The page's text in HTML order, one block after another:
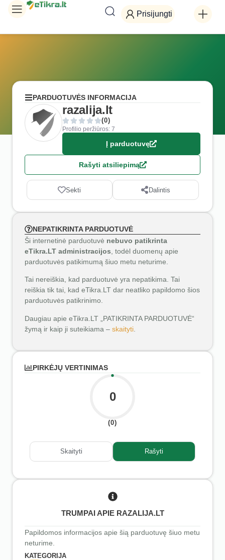
Prisijungti
PARDUOTUVĖS INFORMACIJA
razalija.lt
(0)
Profilio peržiūros: 7
Į parduotuvę
Rašyti atsiliepimą
Sekti Dalintis
NEPATIKRINTA PARDUOTUVĖ
Ši internetinė parduotuvė nebuvo patikrinta
eTikra.LT administracijos , todėl duomenų apie
parduotuvės patikimumą šiuo metu neturime.
Tai nereiškia, kad parduotuvė yra nepatikima. Tai
reiškia tik tai, kad eTikra.LT dar neatliko papildomo šios
parduotuvės patikrinimo.
Daugiau apie eTikra.LT „PATIKRINTA PARDUOTUVĖ“
žymą ir kaip ji suteikiama – skaityti
PIRKĖJŲ VERTINIMAS
0
(0)
Skaityti Rašyti
TRUMPAI APIE RAZALIJA.LT
Papildomos informacijos apie šią parduotuvę šiuo metu
neturime.
KATEGORIJA